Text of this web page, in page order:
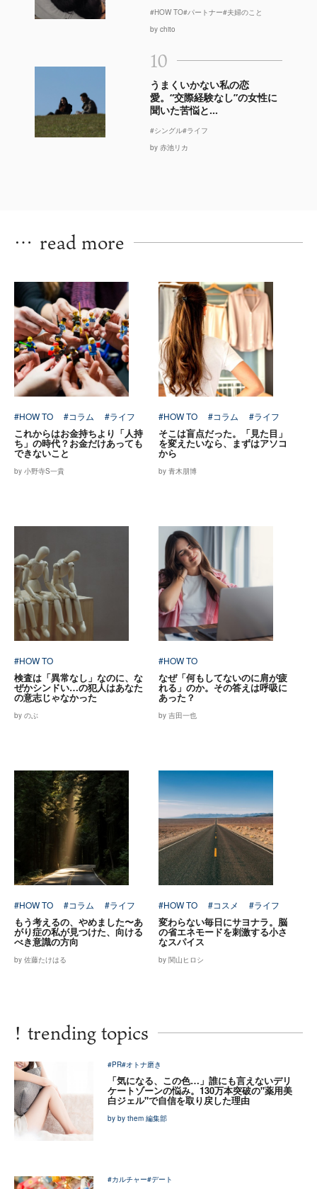
#HOW TO#パートナー#夫婦のこと
by chito
10
うまくいかない私の恋
愛。“交際経験なし”の女性に
聞いた苦悩と...
#シングル#ライフ
by 赤池リカ
… read more
#HOW TO #コラム #ライフ
これからはお金持ちより「人持
ち」の時代？お金だけあっても
できないこと
by 小野寺S一貴
#HOW TO #コラム #ライフ
そこは盲点だった。「見た目」
を変えたいなら、まずはアソコ
から
by 青木朋博
#HOW TO
検査は「異常なし」なのに、な
ぜかシンドい…の犯人はあなた
の意志じゃなかった
by のぶ
#HOW TO
なぜ「何もしてないのに肩が疲
れる」のか。その答えは呼吸に
あった？
by 吉田一也
#HOW TO #コラム #ライフ
もう考えるの、やめました〜あ
がり症の私が見つけた、向ける
べき意識の方向
by 佐藤たけはる
#HOW TO #コスメ #ライフ
変わらない毎日にサヨナラ。脳
の省エネモードを刺激する小さ
なスパイス
by 関山ヒロシ
! trending topics
#PR#オトナ磨き
「気になる、この色…」誰にも言えないデリ
ケートゾーンの悩み。130万本突破の"薬用美
白ジェル"で自信を取り戻した理由
by by them 編集部
#カルチャー#デート